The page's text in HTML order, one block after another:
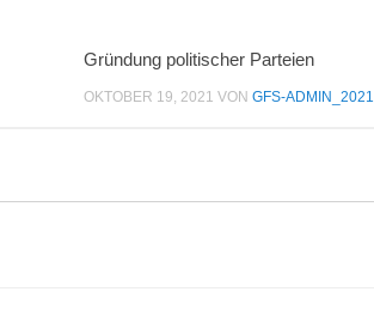
Gründung politischer Parteien
OKTOBER 19, 2021 VONGFS-ADMIN_2021